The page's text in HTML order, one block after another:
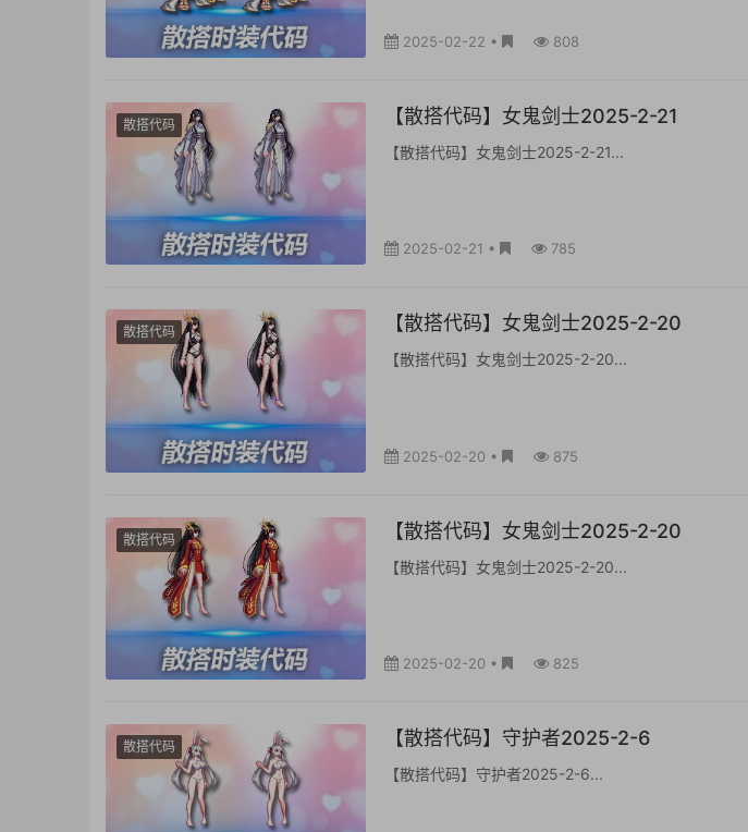
2025-02-22 • 808
散搭代码 【散搭代码】女鬼剑士2025-2-21
【散搭代码】女鬼剑士2025-2-21...
2025-02-21 • 785
散搭代码 【散搭代码】女鬼剑士2025-2-20
【散搭代码】女鬼剑士2025-2-20...
2025-02-20 • 875
散搭代码 【散搭代码】女鬼剑士2025-2-20
【散搭代码】女鬼剑士2025-2-20...
2025-02-20 • 825
散搭代码 【散搭代码】守护者2025-2-6
【散搭代码】守护者2025-2-6...